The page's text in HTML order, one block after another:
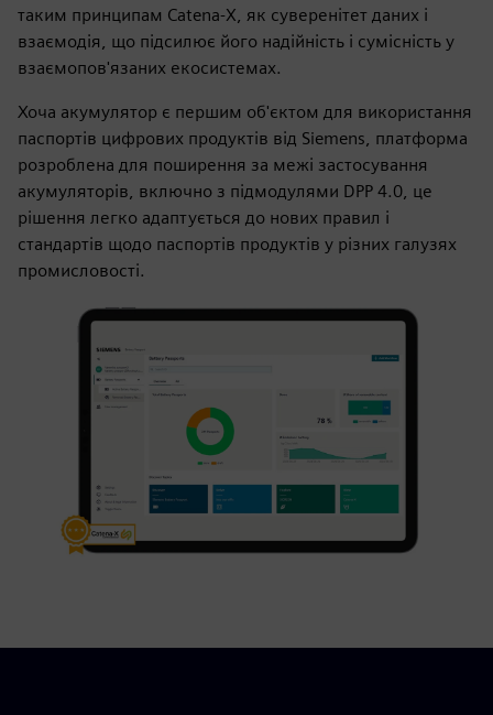
таким принципам Catena-X, як суверенітет даних і
взаємодія, що підсилює його надійність і сумісність у
взаємопов'язаних екосистемах.
Хоча акумулятор є першим об'єктом для використання
паспортів цифрових продуктів від Siemens, платформа
розроблена для поширення за межі застосування
акумуляторів, включно з підмодулями DPP 4.0, це
рішення легко адаптується до нових правил і
стандартів щодо паспортів продуктів у різних галузях
промисловості.